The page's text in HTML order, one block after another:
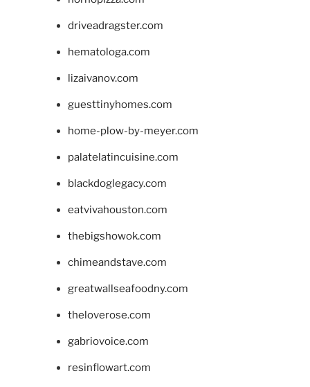
driveadragster.com
hematologa.com
lizaivanov.com
guesttinyhomes.com
home-plow-by-meyer.com
palatelatincuisine.com
blackdoglegacy.com
eatvivahouston.com
thebigshowok.com
chimeandstave.com
greatwallseafoodny.com
theloverose.com
gabriovoice.com
resinflowart.com